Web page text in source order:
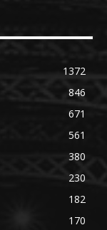
1372
846
671
561
380
230
182
170